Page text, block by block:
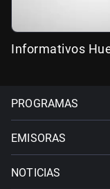
Informativos
PROGRAMAS
EMISORAS
NOTICIAS